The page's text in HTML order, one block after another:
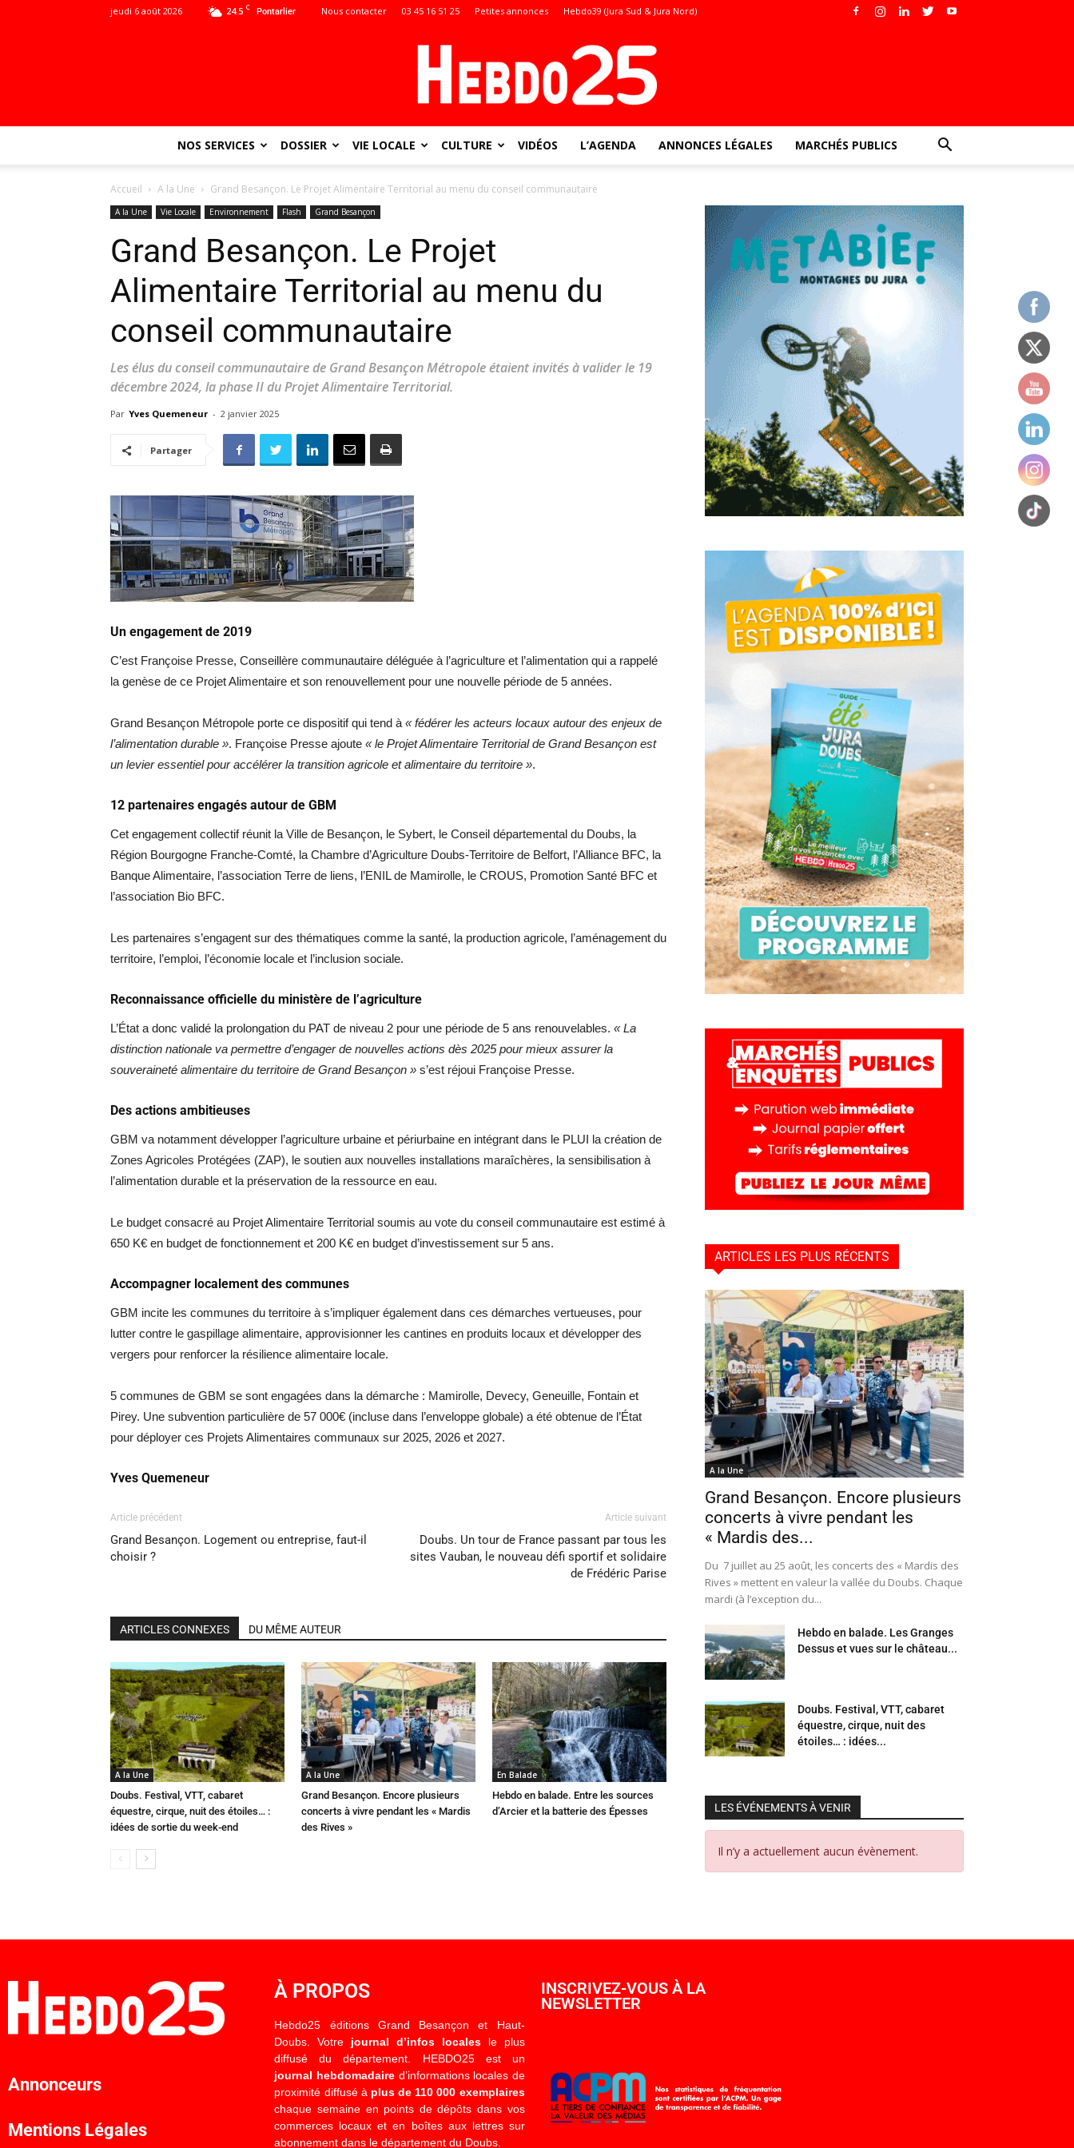
24.5 C Pontarlier
jeudi 6 août 2026 Nous contacter 03 45 16 51 25 Petites annonces Hebdo39 (Jura Sud & Jura Nord)
toute
–
NOS SERVICES DOSSIER VIE LOCALE CULTURE VIDÉOS L’AGENDA ANNONCES LÉGALES MARCHÉS PUBLICS
Accueil A la Une Grand Besançon. Le Projet Alimentaire Territorial au menu du conseil communautaire
A la Une Vie Locale Environnement Flash Grand Besançon
Grand Besançon. Le Projet
Alimentaire Territorial au menu du
conseil communautaire
Les élus du conseil communautaire de Grand Besançon Métropole étaient invités à valider le 19
décembre 2024, la phase II du Projet Alimentaire Territorial.
Par Yves Quemeneur - 2 janvier 2025
Partager
Un engagement de 2019
C’est Françoise Presse, Conseillère communautaire déléguée à l’agriculture et l’alimentation qui a rappelé
la genèse de ce Projet Alimentaire et son renouvellement pour une nouvelle période de 5 années.
Grand Besançon Métropole porte ce dispositif qui tend à « fédérer les acteurs locaux autour des enjeux de
l’alimentation durable ». Françoise Presse ajoute « le Projet Alimentaire Territorial de Grand Besançon est
un levier essentiel pour accélérer la transition agricole et alimentaire du territoire ».
12 partenaires engagés autour de GBM
Cet engagement collectif réunit la Ville de Besançon, le Sybert, le Conseil départemental du Doubs, la
Région Bourgogne Franche-Comté, la Chambre d’Agriculture Doubs-Territoire de Belfort, l’Alliance BFC, la
Banque Alimentaire, l’association Terre de liens, l’ENIL de Mamirolle, le CROUS, Promotion Santé BFC et
l’association Bio BFC.
Les partenaires s’engagent sur des thématiques comme la santé, la production agricole, l’aménagement du
territoire, l’emploi, l’économie locale et l’inclusion sociale.
Reconnaissance officielle du ministère de l’agriculture
L’État a donc validé la prolongation du PAT de niveau 2 pour une période de 5 ans renouvelables. « La
distinction nationale va permettre d’engager de nouvelles actions dès 2025 pour mieux assurer la
souveraineté alimentaire du territoire de Grand Besançon » s’est réjoui Françoise Presse.
Des actions ambitieuses
GBM va notamment développer l’agriculture urbaine et périurbaine en intégrant dans le PLUI la création de
Zones Agricoles Protégées (ZAP), le soutien aux nouvelles installations maraîchères, la sensibilisation à
l’alimentation durable et la préservation de la ressource en eau.
Le budget consacré au Projet Alimentaire Territorial soumis au vote du conseil communautaire est estimé à
650 K€ en budget de fonctionnement et 200 K€ en budget d’investissement sur 5 ans.
Accompagner localement des communes
GBM incite les communes du territoire à s’impliquer également dans ces démarches vertueuses, pour
lutter contre le gaspillage alimentaire, approvisionner les cantines en produits locaux et développer des
vergers pour renforcer la résilience alimentaire locale.
5 communes de GBM se sont engagées dans la démarche : Mamirolle, Devecy, Geneuille, Fontain et
Pirey. Une subvention particulière de 57 000€ (incluse dans l’enveloppe globale) a été obtenue de l’État
pour déployer ces Projets Alimentaires communaux sur 2025, 2026 et 2027.
Yves Quemeneur
Article précédent
Grand Besançon. Logement ou entreprise, faut-il
choisir ?
Article suivant
Doubs. Un tour de France passant par tous les
sites Vauban, le nouveau défi sportif et solidaire
de Frédéric Parise
ARTICLES CONNEXES DU MÊME AUTEUR
A la Une
Doubs. Festival, VTT, cabaret
équestre, cirque, nuit des étoiles… :
idées de sortie du week-end
A la Une
Grand Besançon. Encore plusieurs
concerts à vivre pendant les « Mardis
des Rives »
En Balade
Hebdo en balade. Entre les sources
d’Arcier et la batterie des Épesses
ARTICLES LES PLUS RÉCENTS
A la Une
Grand Besançon. Encore plusieurs
concerts à vivre pendant les
« Mardis des...
Du 7 juillet au 25 août, les concerts des « Mardis des
Rives » mettent en valeur la vallée du Doubs. Chaque
mardi (à l’exception du...
Hebdo en balade. Les Granges
Dessus et vues sur le château...
Doubs. Festival, VTT, cabaret
équestre, cirque, nuit des
étoiles… : idées...
LES ÉVÉNEMENTS À VENIR
Il n’y a actuellement aucun évènement.
Annonceurs
Mentions Légales
À PROPOS
Hebdo25 éditions Grand Besançon et Haut-
Doubs. Votre journal d’infos localesle plus
diffusé du département. HEBDO25 est un
journal hebdomadaired’informations locales de
proximité diffusé à plus de 110 000 exemplaires
chaque semaine en points de dépôts dans vos
commerces locaux et en boîtes aux lettres sur
abonnement dans le département du Doubs.
INSCRIVEZ-VOUS À LA
NEWSLETTER